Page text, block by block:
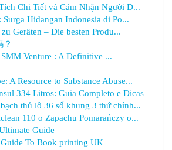
Chi Tiết và Cảm Nhận Người D...
Hidangan Indonesia di Po...
Geräten – Die besten Produ...
？
Venture : A Definitive ...
A Resource to Substance Abuse...
334 Litros: Guia Completo e Dicas
thủ lô 36 số khung 3 thứ chính...
110 o Zapachu Pomarańczy o...
Guide
To Book printing UK